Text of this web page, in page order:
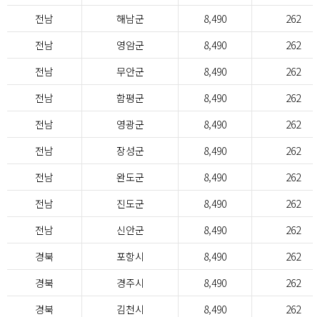
전남
해남군 8,490
262
전남
영암군 8,490
262
전남
무안군 8,490
262
전남
함평군 8,490
262
전남
영광군 8,490
262
전남
장성군 8,490
262
전남
완도군 8,490
262
전남
진도군 8,490
262
전남
신안군 8,490
262
경북
포항시 8,490
262
경북
경주시 8,490
262
경북
김천시 8,490
262